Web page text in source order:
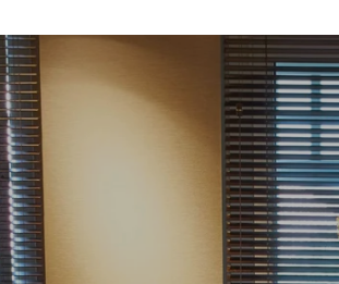
상 투어를 체험하실 수 있습